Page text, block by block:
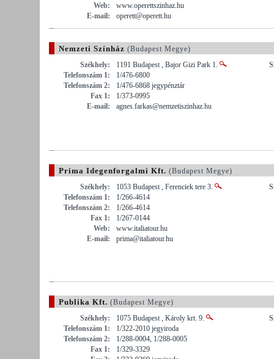
Web:
www.operettszinhaz.hu
E-mail:
operett@operett.hu
Nemzeti Színház (Budapest Megye)
Székhely:
1191 Budapest , Bajor Gizi Park 1.
Telefonszám 1:
1/476-6800
Telefonszám 2:
1/476-6868 jegypénztár
Fax 1:
1/373-0995
E-mail:
agnes.farkas@nemzetiszinhaz.hu
Prima Idegenforgalmi Kft. (Budapest Megye)
Székhely:
1053 Budapest , Ferenciek tere 3.
Telefonszám 1:
1/266-4614
Telefonszám 2:
1/266-4614
Fax 1:
1/267-0144
Web:
www.italiatour.hu
E-mail:
prima@italiatour.hu
Publika Kft. (Budapest Megye)
Székhely:
1075 Budapest , Károly krt. 9.
Telefonszám 1:
1/322-2010 jegyiroda
Telefonszám 2:
1/288-0004, 1/288-0005
Fax 1:
1/329-3329